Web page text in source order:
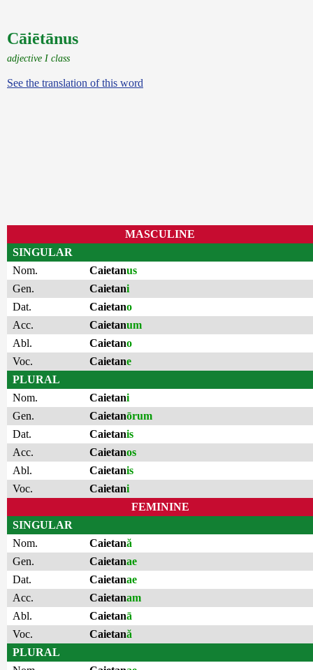
Cāiētānus
adjective I class
See the translation of this word
MASCULINE
SINGULAR
Nom.
Caietanus
Gen.
Caietani
Dat.
Caietano
Acc.
Caietanum
Abl.
Caietano
Voc.
Caietane
PLURAL
Nom.
Caietani
Gen.
Caietanōrum
Dat.
Caietanis
Acc.
Caietanos
Abl.
Caietanis
Voc.
Caietani
FEMININE
SINGULAR
Nom.
Caietană
Gen.
Caietanae
Dat.
Caietanae
Acc.
Caietanam
Abl.
Caietanā
Voc.
Caietană
PLURAL